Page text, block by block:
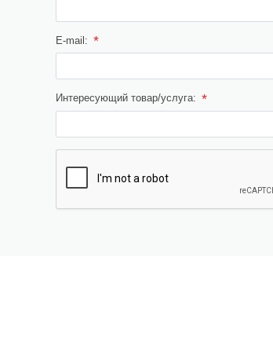
E-mail: *
Интересующий товар/услуга: *